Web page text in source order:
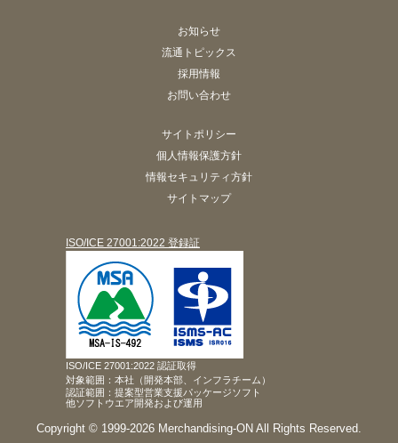
お知らせ
流通トピックス
採用情報
お問い合わせ
サイトポリシー
個人情報保護方針
情報セキュリティ方針
サイトマップ
ISO/ICE 27001:2022 登録証
ISO/ICE 27001:2022 認証取得
対象範囲：本社（開発本部、インフラチーム）
認証範囲：提案型営業支援パッケージソフト
他ソフトウエア開発および運用
Copyright © 1999-2026 Merchandising-ON All Rights Reserved.